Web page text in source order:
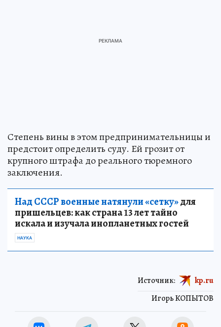
Степень вины в этом предпринимательницы и
предстоит определить суду. Ей грозит от
крупного штрафа до реального тюремного
заключения.
Над СССР военные натянули «сетку»для
пришельцев: как страна 13 лет тайно
искала и изучала инопланетных гостей
НАУКА
Игорь КОПЫТОВ
Источник: kp.ru